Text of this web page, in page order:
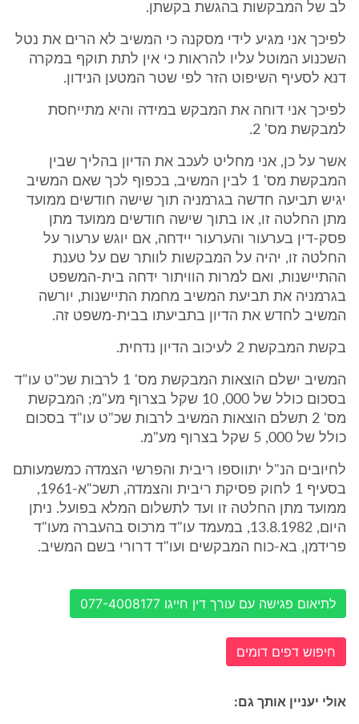
לב של המבקשות בהגשת בקשתן.
לפיכך אני מגיע לידי מסקנה כי המשיב לא הרים את נטל
השכנוע המוטל עליו להראות כי אין לתת תוקף במקרה
דנא לסעיף השיפוט הזר לפי שטר המטען הנידון.
לפיכך אני דוחה את המבקש במידה והיא מתייחסת
למבקשת מס' 2.
אשר על כן, אני מחליט לעכב את הדיון בהליך שבין
המבקשת מס' 1 לבין המשיב, בכפוף לכך שאם המשיב
יגיש תביעה חדשה בגרמניה תוך שישה חודשים ממועד
מתן החלטה זו, או בתוך שישה חודשים ממועד מתן
פסק-דין בערעור והערעור יידחה, אם יוגש ערעור על
החלטה זו, יהיה על המבקשות לוותר שם על טענת
ההתיישנות, ואם למרות הוויתור ידחה בית-המשפט
בגרמניה את תביעת המשיב מחמת התיישנות, יורשה
המשיב לחדש את הדיון בתביעתו בבית-משפט זה.
בקשת המבקשת 2 לעיכוב הדיון נדחית.
המשיב ישלם הוצאות המבקשת מס' 1 לרבות שכ"ט עו"ד
בסכום כולל של 000, 10 שקל בצרוף מע"מ; המבקשת
מס' 2 תשלם הוצאות המשיב לרבות שכ"ט עו"ד בסכום
כולל של 000, 5 שקל בצרוף מע"מ.
לחיובים הנ"ל יתווספו ריבית והפרשי הצמדה כמשמעותם
בסעיף 1 לחוק פסיקת ריבית והצמדה, תשכ"א-1961,
ממועד מתן החלטה זו ועד לתשלום המלא בפועל. ניתן
היום, 13.8.1982, במעמד עו"ד מרכוס בהעברה מעו"ד
פרידמן, בא-כוח המבקשים ועו"ד דרורי בשם המשיב.
לתיאום פגישה עם עורך דין חייגו 077-4008177
חיפוש דפים דומים
אולי יעניין אותך גם: